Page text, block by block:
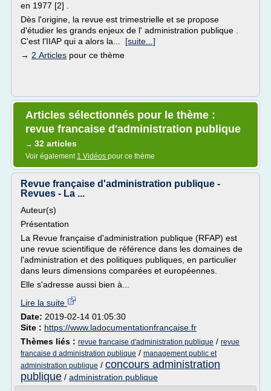
en 1977 [2] .
Dès l'origine, la revue est trimestrielle et se propose
d'étudier les grands enjeux de l' administration publique .
C'est l'IIAP qui a alors la... [suite...]
→ 2 Articles pour ce thème
Articles sélectionnés pour le thème :
revue francaise d'administration publique
→ 32 articles
Voir également 1 Vidéos pour ce thème
Revue française d'administration publique -
Revues - La ...
Auteur(s)
Présentation
La Revue française d'administration publique (RFAP) est
une revue scientifique de référence dans les domaines de
l'administration et des politiques publiques, en particulier
dans leurs dimensions comparées et européennes.
Elle s'adresse aussi bien à...
Lire la suite
Date: 2019-02-14 01:05:30
Site : https://www.ladocumentationfrancaise.fr
Thèmes liés : revue francaise d'administration publique / revue
francaise d administration publique / management public et
administration publique / concours administration
publique / administration publique